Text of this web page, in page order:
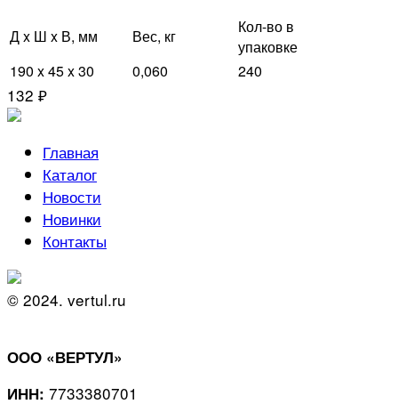
Д x Ш x В, мм Вес, кг
Кол-во в
упаковке
190 x 45 x 30
0,060 240
132 ₽
Главная
Каталог
Новости
Новинки
Контакты
© 2024. vertul.ru
ООО «ВЕРТУЛ»
ИНН: 7733380701